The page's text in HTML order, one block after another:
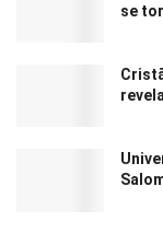
se